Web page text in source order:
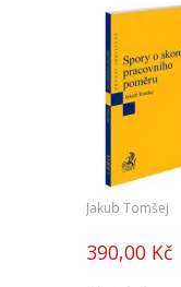
Jakub Tomšej
390,00 Kč